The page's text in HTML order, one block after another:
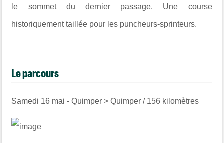
le sommet du dernier passage. Une course
historiquement taillée pour les puncheurs-sprinteurs.
Le parcours
Samedi 16 mai - Quimper > Quimper / 156 kilomètres